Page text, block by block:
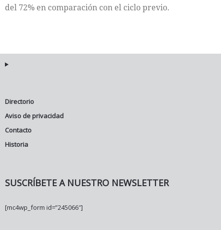
del 72% en comparación con el ciclo previo.
Directorio
Aviso de privacidad
Contacto
Historia
SUSCRÍBETE A NUESTRO NEWSLETTER
[mc4wp_form id=”245066″]